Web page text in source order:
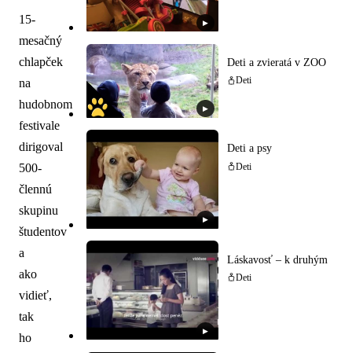
15-
mesačný
chlapček
na
hudobnom
festivale
dirigoval
500-
člennú
skupinu
študentov
a
ako
vidieť,
tak
ho
▶
▶
Deti a zvieratá v ZOO
Deti
▶
Deti a psy
Deti
▶
Láskavosť – k druhým
Deti